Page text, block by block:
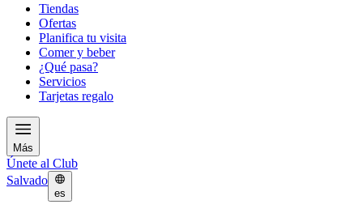
Tiendas
Ofertas
Planifica tu visita
Comer y beber
¿Qué pasa?
Servicios
Tarjetas regalo
Más
Únete al Club
Salvado
es